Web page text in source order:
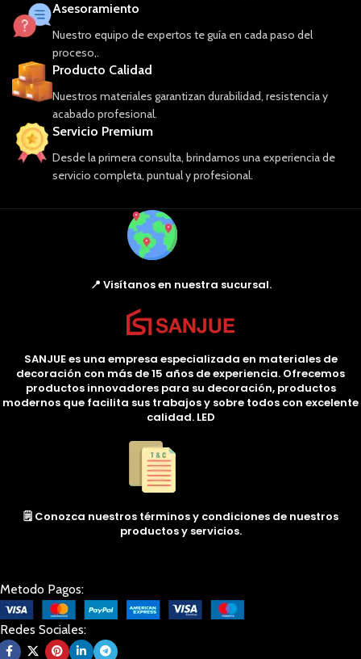
Asesoramiento
Nuestro equipo de expertos te guía en cada paso del
proceso,.
Producto Calidad
Nuestros materiales garantizan durabilidad, resistencia y
acabado profesional.
Servicio Premium
Desde la primera consulta, brindamos una experiencia de
servicio completa, puntual y profesional.
📍 Visítanos en nuestra sucursal.
SANJUE es una empresa especializada en materiales de
decoración con más de 15 años de experiencia. Ofrecemos
productos innovadores para su decoración, productos
modernos que facilita sus trabajos y sobre todos con excelente
calidad. LED
🗒️ Conozca nuestros términos y condiciones de nuestros
productos y servicios.
Metodo Pagos:
Redes Sociales: